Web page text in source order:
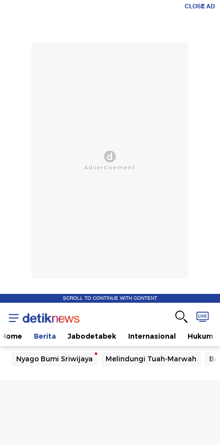
CLOSE AD
SCROLL TO CONTINUE WITH CONTENT
Home Berita Jabodetabek Internasional Hukum
Nyago Bumi Sriwijaya Melindungi Tuah-Marwah